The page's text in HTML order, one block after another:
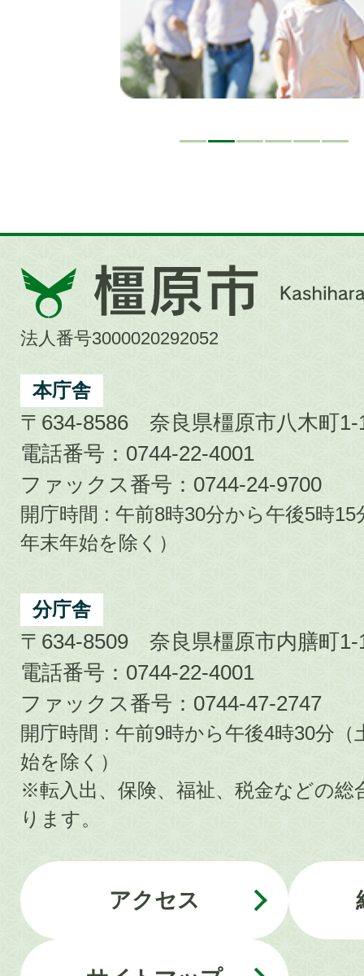
橿
原
市
City
法人番号3000020292052
本庁舎
〒634-8586 奈良県橿原市八木町1-
電話番号：0744-22-4001
ファックス番号：0744-24-9700
開庁時間 : 午前8時30分から午後5時
年末年始を除く）
分庁舎
〒634-8509 奈良県橿原市内膳町1-
電話番号：0744-22-4001
ファックス番号：0744-47-2747
開庁時間 : 午前9時から午後4時30分（
始を除く）
※転入出、保険、福祉、税金などの総
ります。
アクセス